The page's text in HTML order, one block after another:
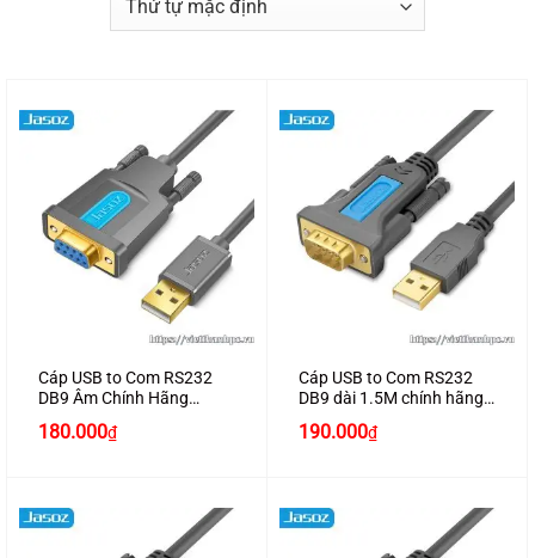
Cáp USB to Com RS232
DB9 Âm Chính Hãng
180.000₫
Cáp USB to Com RS232
DB9 dài 1.5M chính hãng
190.000₫